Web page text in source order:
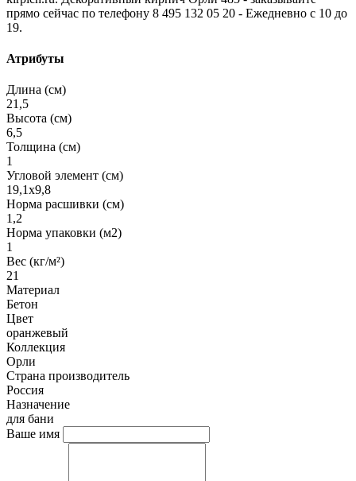
прямо сейчас по телефону 8 495 132 05 20 - Ежедневно с 10 до
19.
Атрибуты
Длина (см)
21,5
Высота (см)
6,5
Толщина (см)
1
Угловой элемент (см)
19,1х9,8
Норма расшивки (см)
1,2
Норма упаковки (м2)
1
Вес (кг/м²)
21
Материал
Бетон
Цвет
оранжевый
Коллекция
Орли
Страна производитель
Россия
Назначение
для бани
Ваше имя